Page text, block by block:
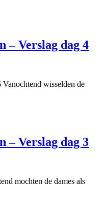
– Verslag dag 4
wisselden de
– Verslag dag 3
mochten de dames als